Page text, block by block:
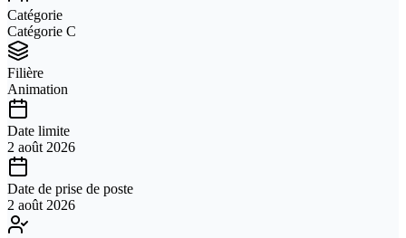
Catégorie
Catégorie C
Filière
Animation
Date limite
2 août 2026
Date de prise de poste
2 août 2026